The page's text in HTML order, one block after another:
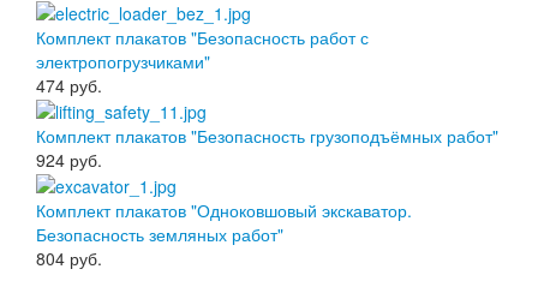
Комплект плакатов "Безопасность работ с
электропогрузчиками"
474 руб.
Комплект плакатов "Безопасность грузоподъёмных работ"
924 руб.
Комплект плакатов "Одноковшовый экскаватор.
Безопасность земляных работ"
804 руб.